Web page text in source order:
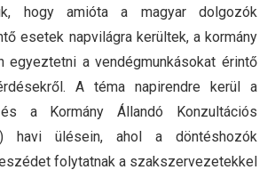
hogy amióta a magyar dolgozók
esetek napvilágra kerültek, a kormány
egyeztetni a vendégmunkásokat érintő
A téma napirendre kerül a
a Kormány Állandó Konzultációs
havi ülésein, ahol a döntéshozók
folytatnak a szakszervezetekkel